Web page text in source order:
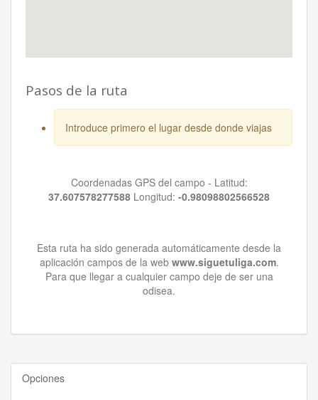
Pasos de la ruta
Introduce primero el lugar desde donde viajas
Coordenadas GPS del campo - Latitud:
37.607578277588 Longitud: -0.98098802566528
Esta ruta ha sido generada automáticamente desde la
aplicación campos de la web www.siguetuliga.com.
Para que llegar a cualquier campo deje de ser una
odisea.
Opciones